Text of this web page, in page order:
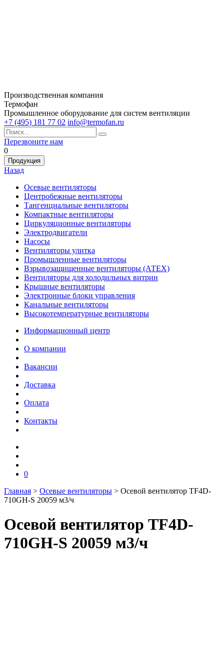
Производственная компания
Термофан
Промышленное оборудование для систем вентиляции
+7 (495) 181 77 02 info@termofan.ru
Перезвоните нам
0
Продукция
Назад
Осевые вентиляторы
Центробежные вентиляторы
Тангенциальные вентиляторы
Компактные вентиляторы
Циркуляционные вентиляторы
Электродвигатели
Насосы
Вентиляторы улитка
Промышленные вентиляторы
Взрывозащищенные вентиляторы (АТЕХ)
Вентиляторы для холодильных витрин
Крышные вентиляторы
Электронные блоки управления
Канальные вентиляторы
Высокотемпературные вентиляторы
Информационный центр
О компании
Вакансии
Доставка
Оплата
Контакты
0
Главная > Осевые вентиляторы > Осевой вентилятор TF4D-
710GH-S 20059 м3/ч
Осевой вентилятор TF4D-
710GH-S 20059 м3/ч